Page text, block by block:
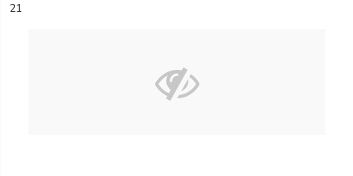
21